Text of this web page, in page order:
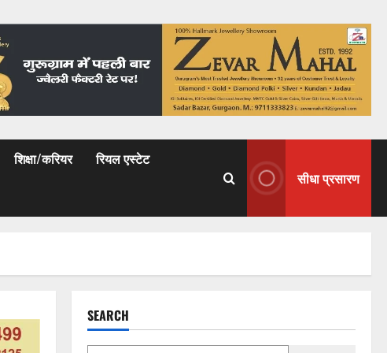
शिक्षा/करियर रियल एस्टेट
सीधा प्रसारण
SEARCH